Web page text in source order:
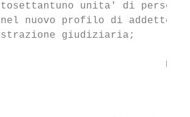
unita' di
nel nuovo profilo di addetto
giudiziaria;